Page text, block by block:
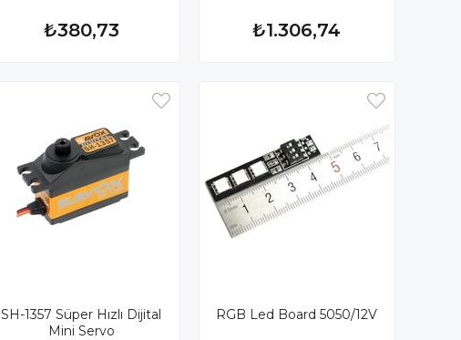
₺380,73 ₺1.306,74
SH-1357 Süper Hızlı Dijital
Mini Servo
RGB Led Board 5050/12V